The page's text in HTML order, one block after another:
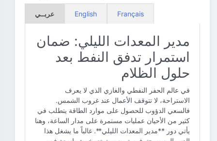
عربــي English Français
مدير المعدات الليلي: ضمان
استمرار تدفق النفط بعد
حلول الظلام
في عالم الحفر النفطي والغازي الذي لا يعرف
الاستراحة، لا تتوقف الأعمال عند غروب الشمس.
فالسعي الدؤوب للحصول على موارد الطاقة يتطلب في
كثير من الأحيان عمليات مستمرة على مدار الساعة، وهنا
يأتي دور **مدير المعدات الليلي**. غالباً ما يشغل هذا